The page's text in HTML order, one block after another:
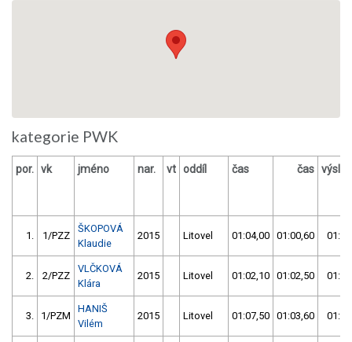
kategorie PWK
por. vk jméno nar. vt oddíl čas čas
1. 1/PZZ
ŠKOPOVÁ
Klaudie
2015 Litovel 01:04,00 01:00,60
2. 2/PZZ
VLČKOVÁ
Klára
2015 Litovel 01:02,10 01:02,50
3. 1/PZM
HANIŠ
Vilém
2015 Litovel 01:07,50 01:03,60